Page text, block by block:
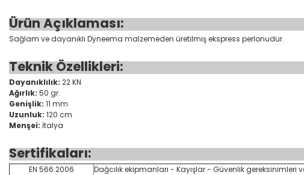
Ürün Açıklaması:
Sağlam ve dayanıklı Dyneema malzemeden üretilmiş ekspress perlonudur.
Teknik Özellikleri:
Dayanıklılık: 22 KN
Ağırlık: 50 gr.
Genişlik: 11 mm
Uzunluk: 120 cm
Menşei: İtalya
Sertifikaları:
EN 566:2006
Dağcılık ekipmanları - Kayışlar - Güvenlik gereksinimleri